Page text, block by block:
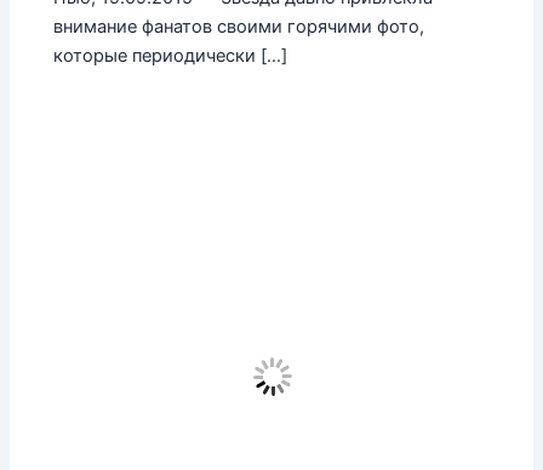
внимание фанатов своими горячими фото,
которые периодически […]